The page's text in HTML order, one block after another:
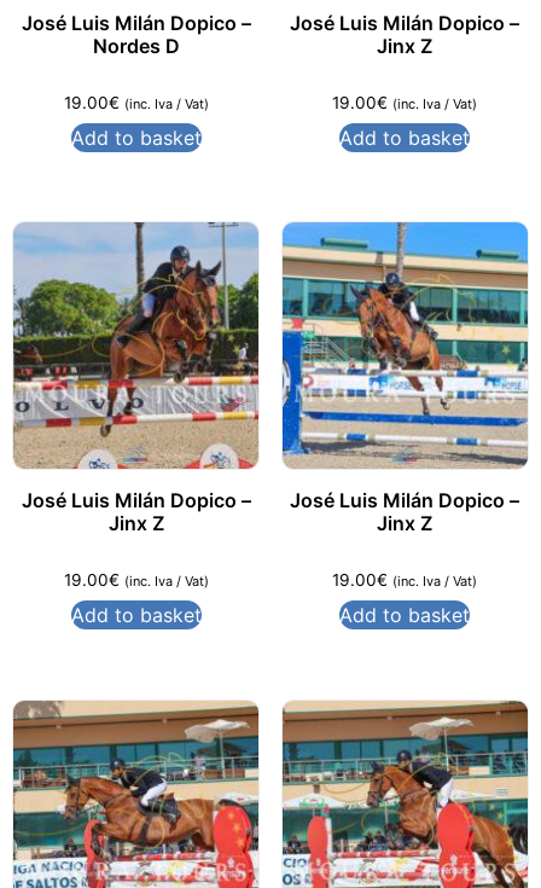
José Luis Milán Dopico –
Nordes D
19.00€ (inc. Iva / Vat)
Add to basket
José Luis Milán Dopico –
Jinx Z
19.00€ (inc. Iva / Vat)
Add to basket
José Luis Milán Dopico –
Jinx Z
19.00€ (inc. Iva / Vat)
Add to basket
José Luis Milán Dopico –
Jinx Z
19.00€ (inc. Iva / Vat)
Add to basket